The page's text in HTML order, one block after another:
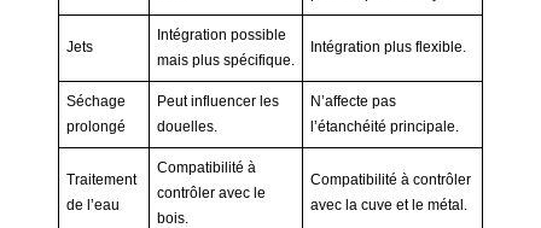
Jets
Intégration possible
mais plus spécifique.
Intégration plus flexible.
Séchage
prolongé
Peut influencer les
douelles.
N’affecte pas
l’étanchéité principale.
Traitement
de l’eau
Compatibilité à
contrôler avec le
bois.
Compatibilité à contrôler
avec la cuve et le métal.